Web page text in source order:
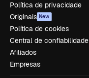
Política de privacidade
Originais New
Política de cookies
Central de confiabilidade
Afiliados
Empresas